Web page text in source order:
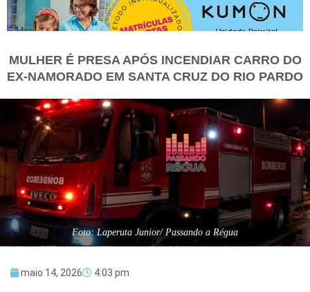
MULHER É PRESA APÓS INCENDIAR CARRO DO
EX-NAMORADO EM SANTA CRUZ DO RIO PARDO
Foto: Laperuta Junior/ Passando a Régua
maio 14, 2026 4:03 pm